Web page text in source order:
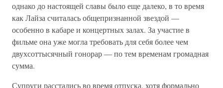
однако до настоящей славы было еще далеко, в то время
как Лайза считалась общепризнанной звездой —
особенно в кабаре и концертных залах. За участие в
фильме она уже могла требовать для себя более чем
двухсоттысячный гонорар — по тем временам громадная
сумма.
Супруги расстались во время отпуска, хотя формально